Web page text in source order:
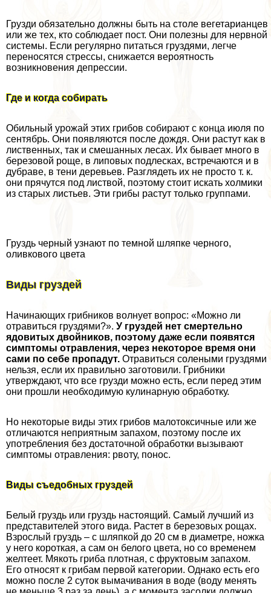
Грузди обязательно должны быть на столе вегетарианцев
или же тех, кто соблюдает пост. Они полезны для нервной
системы. Если регулярно питаться груздями, легче
переносятся стрессы, снижается вероятность
возникновения депрессии.
Где и когда собирать
Обильный урожай этих грибов собирают с конца июля по
сентябрь. Они появляются после дождя. Они растут как в
лиственных, так и смешанных лесах. Их бывает много в
березовой роще, в липовых подлесках, встречаются и в
дубраве, в тени деревьев. Разглядеть их не просто т. к.
они прячутся под листвой, поэтому стоит искать холмики
из старых листьев. Эти грибы растут только группами.
Груздь черный узнают по темной шляпке черного,
оливкового цвета
Виды груздей
Начинающих грибников волнует вопрос: «Можно ли
отравиться груздями?». У груздей нет cмepтельно
ядовитых двойников, поэтому даже если появятся
симптомы отравления, через некоторое время они
сами по себе пропадут. Отравиться солеными груздями
нельзя, если их правильно заготовили. Грибники
утверждают, что все грузди можно есть, если перед этим
они прошли необходимую кулинарную обработку.
Но некоторые виды этих грибов малотоксичные или же
отличаются неприятным запахом, поэтому после их
употрeбления без достаточной обработки вызывают
симптомы отравления: рвоту, понос.
Виды съедобных груздей
Белый груздь или груздь настоящий. Самый лучший из
представителей этого вида. Растет в березовых рощах.
Взрослый груздь – с шляпкой до 20 см в диаметре, ножка
у него короткая, а сам он белого цвета, но со временем
желтеет. Мякоть гриба плотная, с фруктовым запахом.
Его относят к грибам первой категории. Однако есть его
можно после 2 суток вымачивания в воде (воду менять